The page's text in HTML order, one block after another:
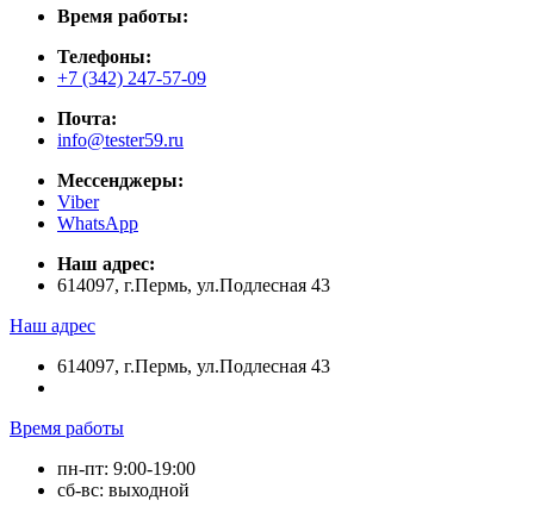
Время работы:
Телефоны:
+7 (342) 247-57-09
Почта:
info@tester59.ru
Мессенджеры:
Viber
WhatsApp
Наш адрес:
614097, г.Пермь, ул.Подлесная 43
Наш адрес
614097, г.Пермь, ул.Подлесная 43
Время работы
пн-пт: 9:00-19:00
сб-вс: выходной